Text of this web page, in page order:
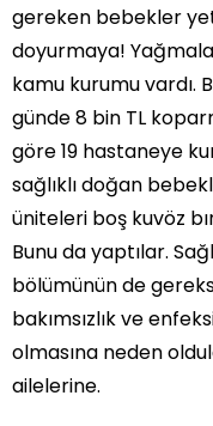
gereken bebekler
doyurmaya!
kamu kurumu vardı.
günde 8 bin TL
göre 19 hastaneye
sağlıklı doğan
üniteleri boş kuvöz
Bunu da yaptılar.
bölümünün de
bakımsızlık ve
olmasına neden
ailelerine.